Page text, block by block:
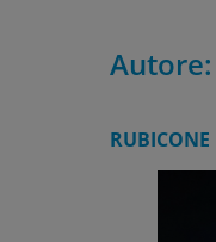
Autore:
RUBICONE